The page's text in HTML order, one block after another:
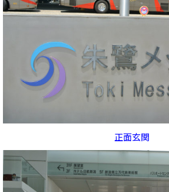
正面玄関